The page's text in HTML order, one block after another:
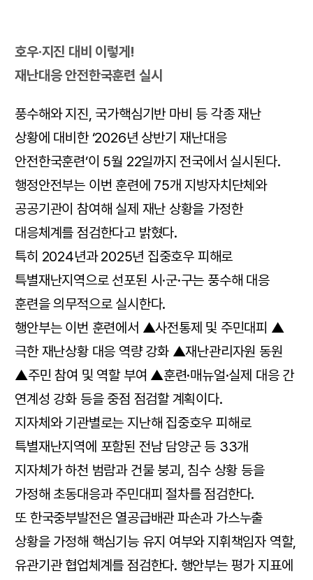
호우·지진 대비 이렇게!
재난대응 안전한국훈련 실시
풍수해와 지진, 국가핵심기반 마비 등 각종 재난
상황에 대비한 ‘2026년 상반기 재난대응
안전한국훈련’이 5월 22일까지 전국에서 실시된다.
행정안전부는 이번 훈련에 75개 지방자치단체와
공공기관이 참여해 실제 재난 상황을 가정한
대응체계를 점검한다고 밝혔다.
특히 2024년과 2025년 집중호우 피해로
특별재난지역으로 선포된 시·군·구는 풍수해 대응
훈련을 의무적으로 실시한다.
행안부는 이번 훈련에서 ▲사전통제 및 주민대피 ▲
극한 재난상황 대응 역량 강화 ▲재난관리자원 동원
▲주민 참여 및 역할 부여 ▲훈련·매뉴얼·실제 대응 간
연계성 강화 등을 중점 점검할 계획이다.
지자체와 기관별로는 지난해 집중호우 피해로
특별재난지역에 포함된 전남 담양군 등 33개
지자체가 하천 범람과 건물 붕괴, 침수 상황 등을
가정해 초동대응과 주민대피 절차를 점검한다.
또 한국중부발전은 열공급배관 파손과 가스누출
상황을 가정해 핵심기능 유지 여부와 지휘책임자 역할,
유관기관 협업체계를 점검한다. 행안부는 평가 지표에